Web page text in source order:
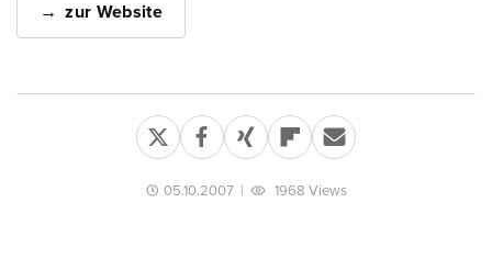
zur Website
05.10.2007 | 1968 Views